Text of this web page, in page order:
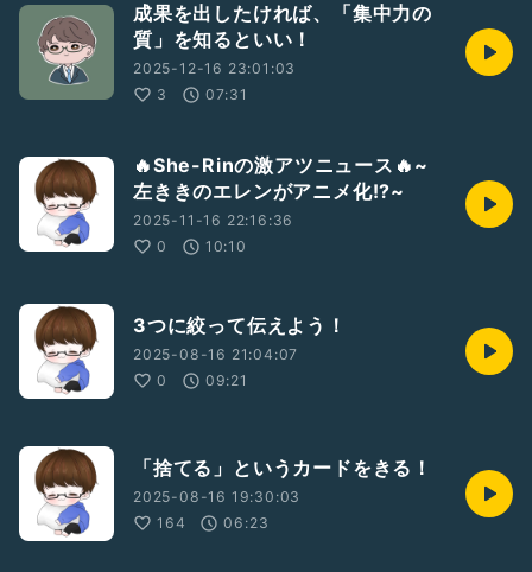
成果を出したければ、「集中力の
質」を知るといい！
2025-12-16 23:01:03
3
07:31
🔥She-Rinの激アツニュース🔥~
左ききのエレンがアニメ化!?~
2025-11-16 22:16:36
0
10:10
3つに絞って伝えよう！
2025-08-16 21:04:07
0
09:21
「捨てる」というカードをきる！
2025-08-16 19:30:03
164
06:23